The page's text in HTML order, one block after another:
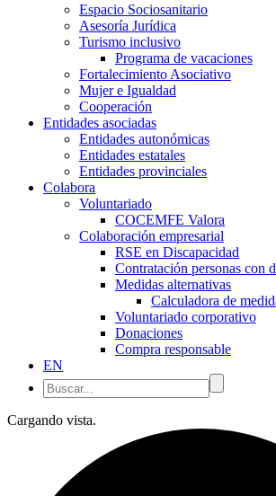
Espacio Sociosanitario
Asesoría Jurídica
Turismo inclusivo
Programa de vacaciones
Fortalecimiento Asociativo
Mujer e Igualdad
Cooperación
Entidades asociadas
Entidades autonómicas
Entidades estatales
Entidades provinciales
Colabora
Voluntariado
COCEMFE Valora
Colaboración empresarial
RSE en Discapacidad
Contratación personas con
Medidas alternativas
Calculadora de
Voluntariado corporativo
Donaciones
Compra responsable
EN
Cargando vista.